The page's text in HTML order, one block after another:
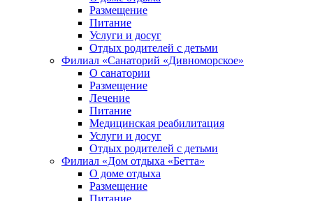
Размещение
Питание
Услуги и досуг
Отдых родителей с детьми
Филиал «Санаторий «Дивноморское»
О санатории
Размещение
Лечение
Питание
Медицинская реабилитация
Услуги и досуг
Отдых родителей с детьми
Филиал «Дом отдыха «Бетта»
О доме отдыха
Размещение
Питание